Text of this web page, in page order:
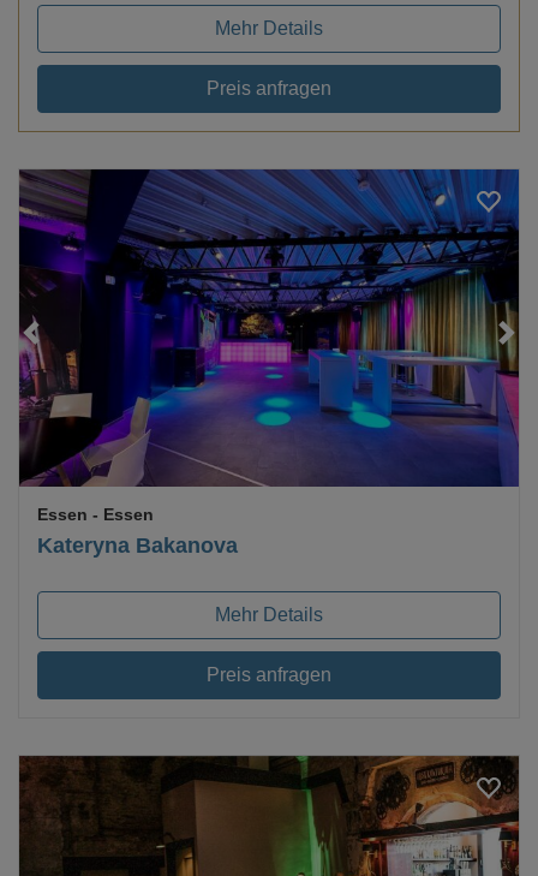
Mehr Details
Preis anfragen
Kateryna Bakanova
Essen - Essen
Mehr Details
Preis anfragen